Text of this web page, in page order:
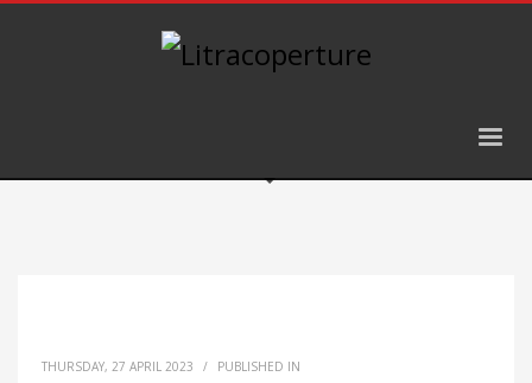
THURSDAY, 27 APRIL 2023 / PUBLISHED IN